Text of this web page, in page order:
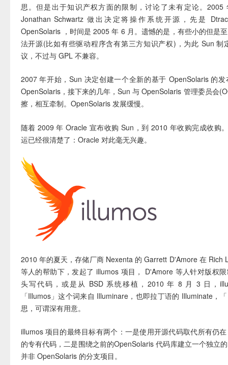
思。但是出于知识产权方面的限制，讨论了未有定论。2005
Jonathan Schwartz 做出决定将操作系统开源，先是
OpenSolaris ，时间是 2005 年 6 月。遗憾的是，有些小的但是
法开源(比如有些驱动程序含有第三方知识产权)，为此 Sun 制
议，不过与 GPL 不兼容。
2007 年开始，Sun 决定创建一个全新的基于 OpenSolaris 的
OpenSolaris，接下来的几年，Sun 与 OpenSolaris 管理委员会
擦，相互牵制。OpenSolaris 发展缓慢。
随着 2009 年 Oracle 宣布收购 Sun，到 2010 年收购完成收购
运已经很清楚了：Oracle 对此毫无兴趣。
2010 年的夏天，存储厂商 Nexenta 的 Garrett D'Amore 在 Rich
等人的帮助下，发起了 illumos 项目， D'Amore 等人针对版权
头写代码，或是从 BSD 系统移植，2010 年 8 月 3 日，
「Illumos」这个词来自 Illuminare，也即拉丁语的 Illuminate，
思，可谓深有用意。
illumos 项目的最终目标有两个：一是使用开源代码取代所有仍
的专有代码，二是围绕之前的OpenSolaris 代码库建立一个独立
并非 OpenSolaris 的分支项目。